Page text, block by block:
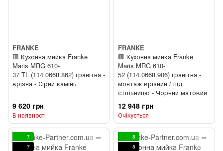
FRANKE
🟥 Кухонна мийка Franke
Maris MRG 610-
37 TL (114.0668.862) гранітна -
врізна - Сірий камінь
9 620 грн
В наявності
FRANKE
🟥 Кухонна мийка Franke
Maris MRG 610-
52 (114.0668.906) гранітна -
монтаж врізний / під
стільницю - Чорний матовий
12 948 грн
Очікується
7
7
8
8